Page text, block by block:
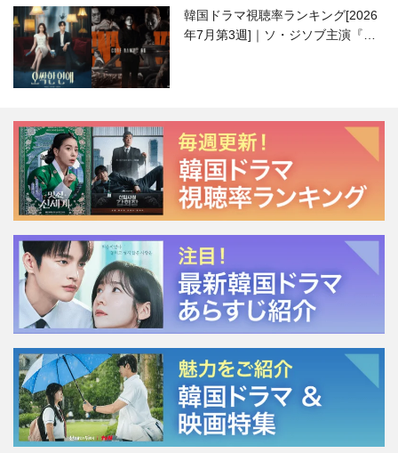
韓国ドラマ視聴率ランキング[2026
年7月第3週]｜ソ・ジソブ主演『エ